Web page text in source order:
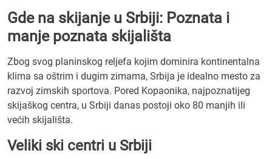
Gde na skijanje u Srbiji: Poznata i
manje poznata skijališta
Zbog svog planinskog reljefa kojim dominira kontinentalna
klima sa oštrim i dugim zimama, Srbija je idealno mesto za
razvoj zimskih sportova. Pored Kopaonika, najpoznatijeg
skijaškog centra, u Srbiji danas postoji oko 80 manjih ili
većih skijališta.
Veliki ski centri u Srbiji